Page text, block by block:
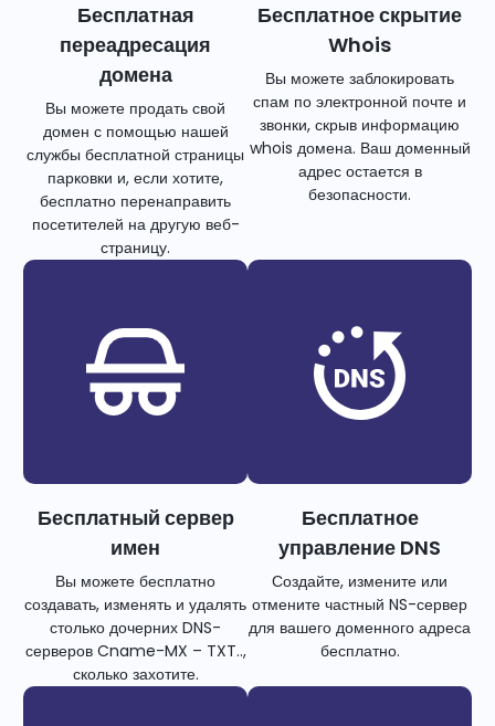
Бесплатная
переадресация
домена
Вы можете продать свой
домен с помощью нашей
службы бесплатной страницы
парковки и, если хотите,
бесплатно перенаправить
посетителей на другую веб-
страницу.
Бесплатное скрытие
Whois
Вы можете заблокировать
спам по электронной почте и
звонки, скрыв информацию
whois домена. Ваш доменный
адрес остается в
безопасности.
Бесплатный сервер
имен
Вы можете бесплатно
создавать, изменять и удалять
столько дочерних DNS-
серверов Cname-MX – TXT..,
сколько захотите.
Бесплатное
управление DNS
Создайте, измените или
отмените частный NS-сервер
для вашего доменного адреса
бесплатно.